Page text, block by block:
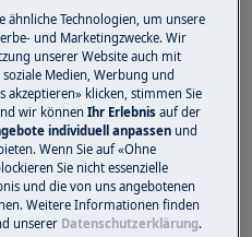
dass die
ist.
definierten Dauer
in die zuvor
ähnliche Technologien, um unsere
und Marketingzwecke. Wir
unserer Website auch mit
Medien, Werbung und
akzeptieren» klicken, stimmen Sie
wir könnenIhr Erlebnisauf der
individuell anpassen und
Wenn Sie auf «Ohne
Sie nicht essenzielle
und die von uns angebotenen
Weitere Informationen finden
unserer Datenschutzerklärung.